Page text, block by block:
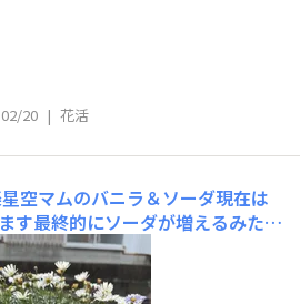
02/20 | 花活
空マムのバニラ＆ソーダ現在は
す最終的にソーダが増えるみたい